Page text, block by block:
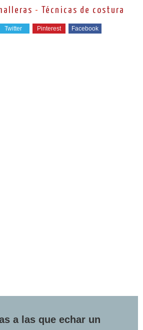
- Técnicas de costura
Twitter Pinterest Facebook
a las que echar un